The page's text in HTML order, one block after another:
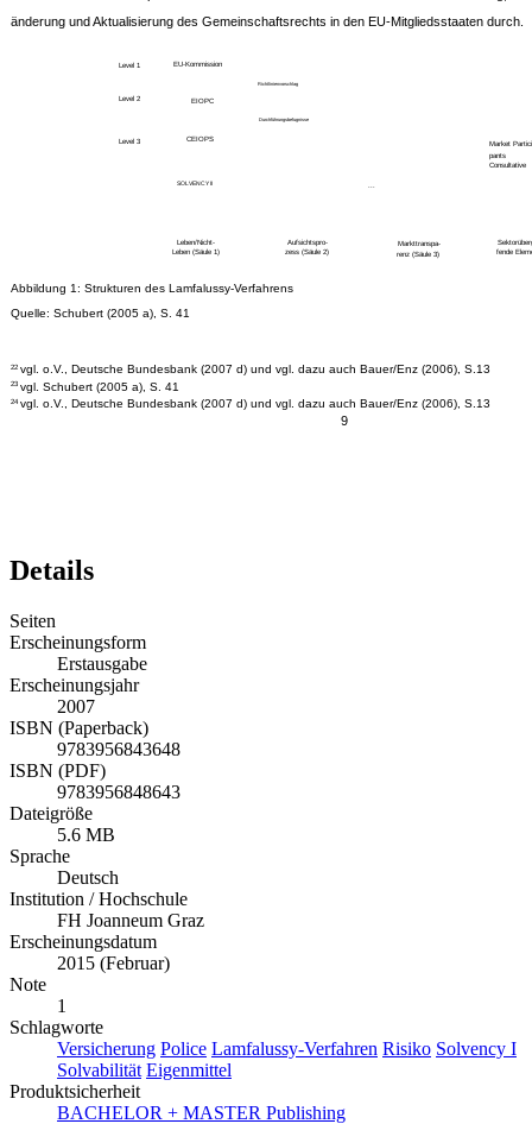
9
änderung und Aktualisierung des Gemeinschaftsrechts in den EU-Mitgliedsstaaten durch.
Abbildung 1: Strukturen des Lamfalussy-Verfahrens
Quelle: Schubert (2005 a), S. 41
22 vgl. o.V., Deutsche Bundesbank (2007 d) und vgl. dazu auch Bauer/Enz (2006), S.13
23 vgl. Schubert (2005 a), S. 41
24 vgl. o.V., Deutsche Bundesbank (2007 d) und vgl. dazu auch Bauer/Enz (2006), S.13
EU-Kommission
Level 1
Level 2
Level 3
EIOPC
CEIOPS
SOLVENCY II
Market
pants
Consultative
Leben/Nicht-
Leben (Säule 1)
Aufsichtspro-
zess (Säule 2)
Markttranspa-
renz (Säule 3)
fende
Richtlinienvorschlag
Durchführungsbefugnisse
Details
Seiten
Erscheinungsform
Erstausgabe
Erscheinungsjahr
2007
ISBN (Paperback)
9783956843648
ISBN (PDF)
9783956848643
Dateigröße
5.6 MB
Sprache
Deutsch
Institution / Hochschule
FH Joanneum Graz
Erscheinungsdatum
2015 (Februar)
Note
1
Schlagworte
Versicherung Police Lamfalussy-Verfahren Risiko Solvency I
Solvabilität Eigenmittel
Produktsicherheit
BACHELOR + MASTER Publishing